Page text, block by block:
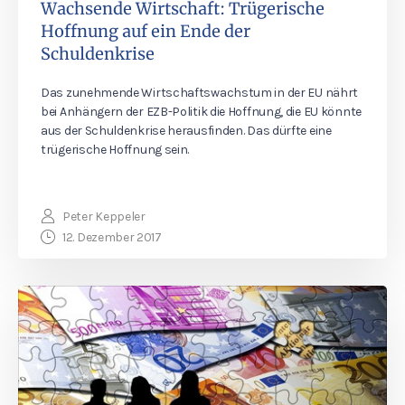
Wachsende Wirtschaft: Trügerische
Hoffnung auf ein Ende der
Schuldenkrise
Das zunehmende Wirtschaftswachstum in der EU nährt
bei Anhängern der EZB-Politik die Hoffnung, die EU könnte
aus der Schuldenkrise herausfinden. Das dürfte eine
trügerische Hoffnung sein.
Peter Keppeler
12. Dezember 2017